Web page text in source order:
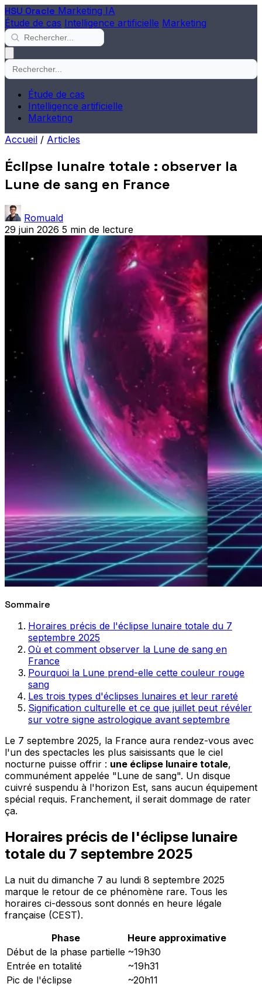
HSU Oracle Marketing IA
Étude de cas Intelligence artificielle Marketing
Étude de cas
Intelligence artificielle
Marketing
Accueil / Articles
Éclipse lunaire totale : observer la
Lune de sang en France
Romuald
29 juin 2026 5 min de lecture
Sommaire
Horaires précis de l'éclipse lunaire totale du 7
septembre 2025
Où et comment observer la Lune de sang en
France
Pourquoi la Lune prend-elle cette couleur rouge
sang
Les trois types d'éclipses lunaires et leur rareté
Signification culturelle et ce que juillet peut révéler
sur votre signe astrologique avant septembre
Le 7 septembre 2025, la France aura rendez-vous avec
l'un des spectacles les plus saisissants que le ciel
nocturne puisse offrir : une éclipse lunaire totale,
communément appelée "Lune de sang". Un disque
cuivré suspendu à l'horizon Est, sans aucun équipement
spécial requis. Franchement, il serait dommage de rater
ça.
Horaires précis de l'éclipse lunaire
totale du 7 septembre 2025
La nuit du dimanche 7 au lundi 8 septembre 2025
marque le retour de ce phénomène rare. Tous les
horaires ci-dessous sont donnés en heure légale
française (CEST).
Phase
Heure approximative
Début de la phase partielle ~19h30
Entrée en totalité
~19h31
Pic de l'éclipse
~20h11